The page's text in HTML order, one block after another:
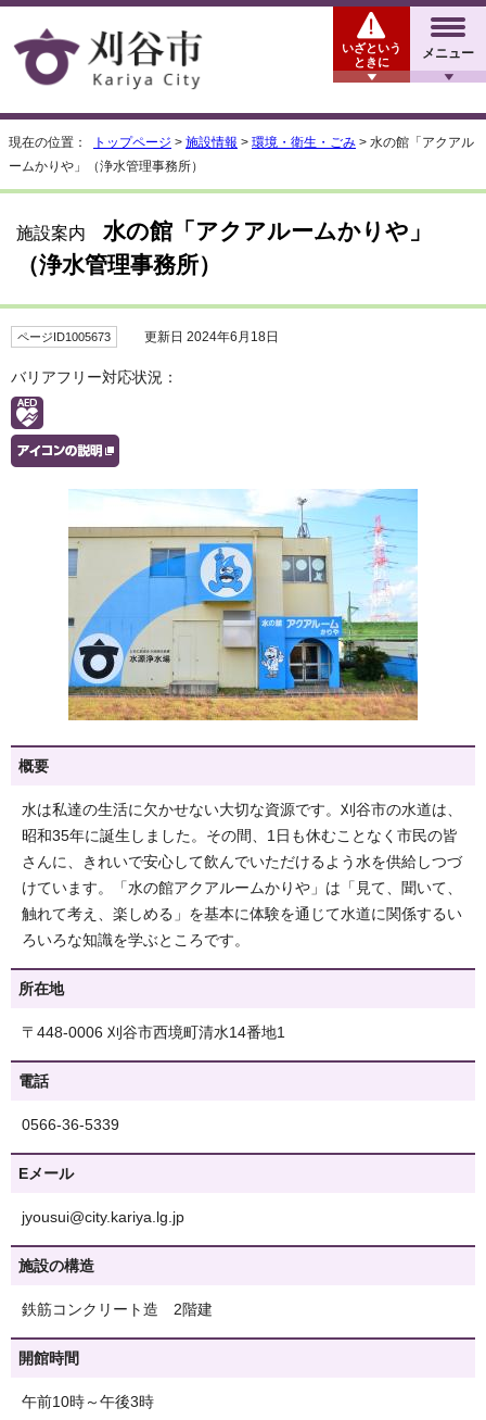
メニュー
いざという
ときに
現在の位置： トップページ > 施設情報 > 環境・衛生・ごみ > 水の館「アクアル
ームかりや」（浄水管理事務所）
施設案内 水の館「アクアルームかりや」
（浄水管理事務所）
ページID1005673 更新日 2024年6月18日
バリアフリー対応状況：
概要
水は私達の生活に欠かせない大切な資源です。刈谷市の水道は、
昭和35年に誕生しました。その間、1日も休むことなく市民の皆
さんに、きれいで安心して飲んでいただけるよう水を供給しつづ
けています。「水の館アクアルームかりや」は「見て、聞いて、
触れて考え、楽しめる」を基本に体験を通じて水道に関係するい
ろいろな知識を学ぶところです。
所在地
〒448-0006 刈谷市西境町清水14番地1
電話
0566-36-5339
Eメール
jyousui@city.kariya.lg.jp
施設の構造
鉄筋コンクリート造 2階建
開館時間
午前10時～午後3時